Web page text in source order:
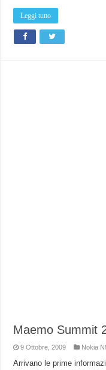
Leggi tutto
Maemo Summit
9 Ottobre, 2009 Nokia
Arrivano le prime